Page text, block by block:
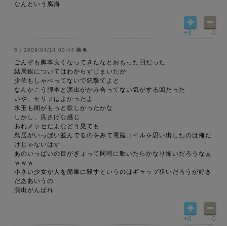
なんという腐海
+0 -0
2009/04/14 00:44 匿名
ごんぞも脚本良くなってきたなとおもった回だった
結局銀についてはわからずじまいだが
少佐もしゃべってないで銃撃てよと
なんかこう脚本と演出がかみ合ってない気がする回だった
いや、セリフはよかったよ
水玉も間がもっと欲しかったかな
しかし、良さげな感じ
あれメッセだよなどう見ても
鳥居がいっぱい並んでるのをみて電脳コイルを思い出したのは俺だ
けじゃないはず
あのいっぱいの目がぎょって同時に動いたらかなり怖いだろうなぁ
ｗｗｗ
小さい少女が人を簡単に殺すというのはギャップ狙いだろうが好き
だああいうの
演出がんばれ
+0 -0